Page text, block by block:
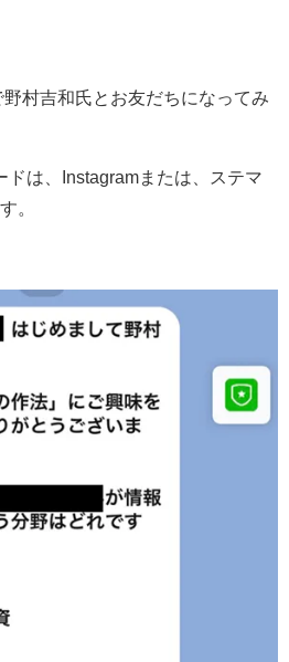
村吉和氏とお友だちになってみ
ドは、Instagramまたは、ステマ
。